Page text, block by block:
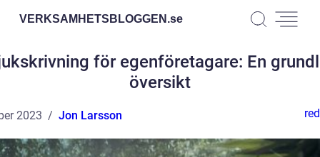
VERKSAMHETSBLOGGEN.se
för egenföretagare: En
översikt
2023 Jon Larsson